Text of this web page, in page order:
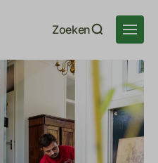
Zoeken